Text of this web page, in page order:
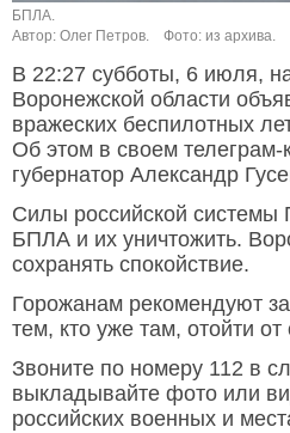
БПЛА.
Автор: Олег Петров.
Фото: из архива.
В 22:27 субботы, 6 июля,
Воронежской области
вражеских беспилотных
Об этом в своем телеграм-
губернатор Александр
Силы российской системы
БПЛА и их уничтожить.
сохранять спокойствие.
Горожанам рекомендуют
тем, кто уже там, отойти от
Звоните по номеру 112 в
выкладывайте фото или
российских военных и